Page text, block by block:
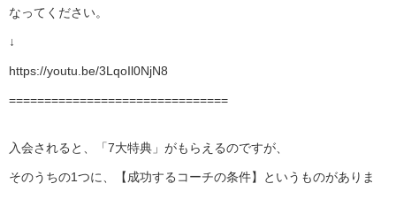
なってください。
↓
https://youtu.be/3LqoIl0NjN8
===============================
入会されると、「7大特典」がもらえるのですが、
そのうちの1つに、【成功するコーチの条件】というものがありま